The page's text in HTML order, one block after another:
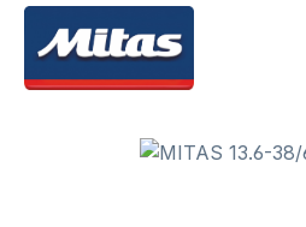
Bildergalerie überspringen